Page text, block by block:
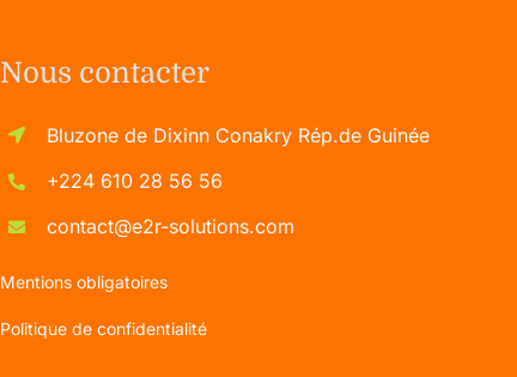
Nous contacter
Bluzone de Dixinn Conakry Rép.de Guinée
+224 610 28 56 56
contact@e2r-solutions.com
Mentions obligatoires
Politique de confidentialité